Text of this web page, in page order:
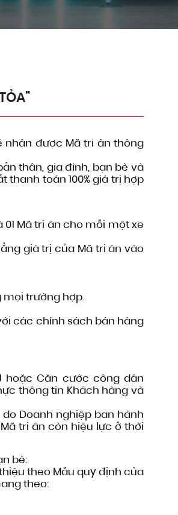
nhận được Mã tri ân thông
thân, gia đình, bạn bè và
thanh toán 100% giá trị hợp
Mã tri ân cho mỗi một xe
giá trị của Mã tri ân vào
trường hợp.
các chính sách bán hàng
hoặc Căn cước công dân
thông tin Khách hàng và
Doanh nghiệp ban hành
tri ân còn hiệu lực ở thời
bè:
theo Mẫu quy định của
theo: